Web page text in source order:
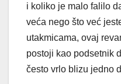
i koliko je malo falilo
veća nego što već
utakmicama, ovaj
postoji kao podsetnik
često vrlo blizu jedno